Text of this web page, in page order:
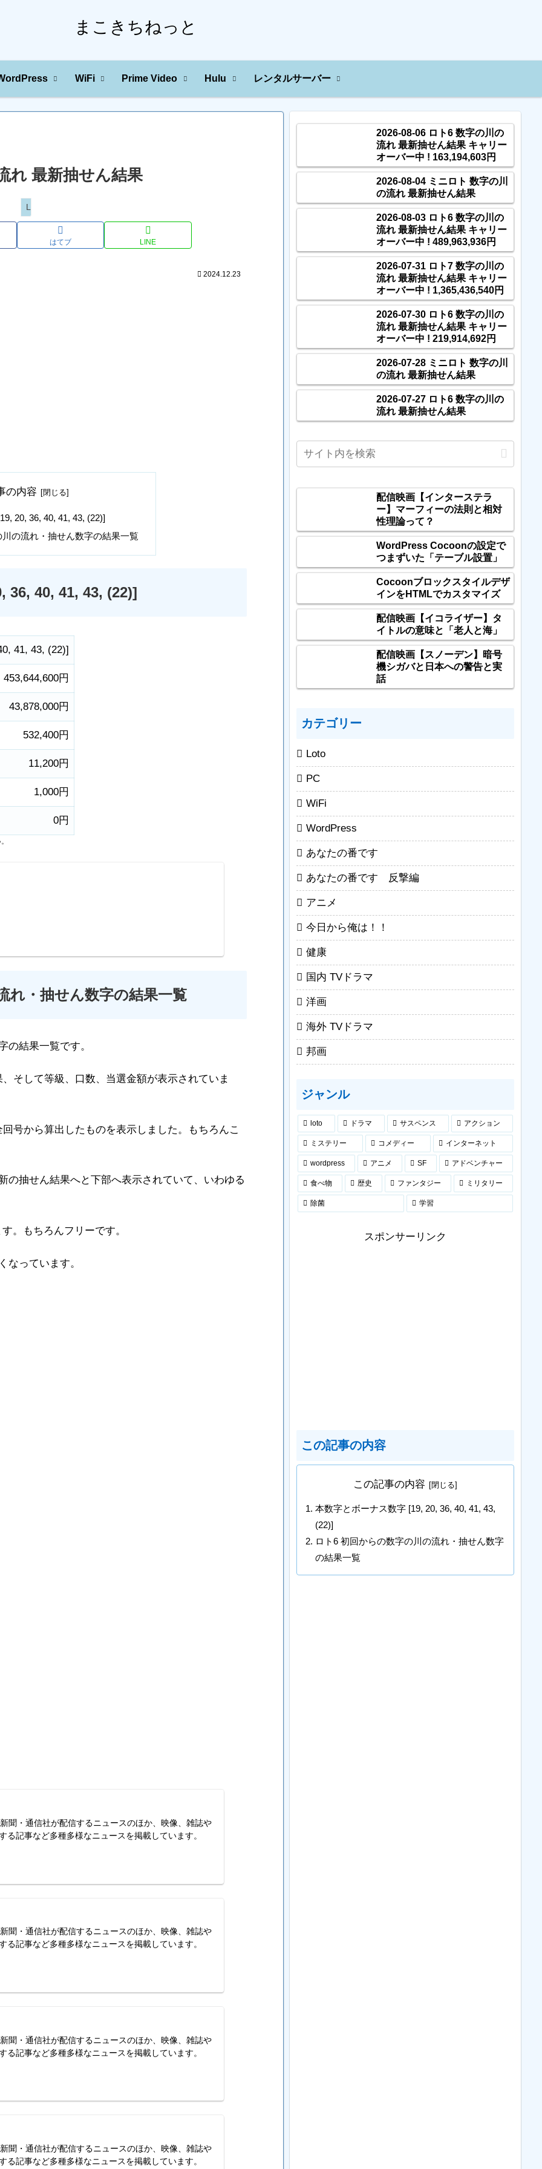
まこきちねっと
WiFi Prime Video Hulu レンタルサーバー
れ 最新抽せん結果
Loto
はてブ LINE
2024.12.23
の内容
20, 36, 40, 41, 43, (22)]
の流れ・抽せん数字の結果一覧
36, 40, 41, 43, (22)]
, 41, 43, (22)]
453,644,600円
43,878,000円
532,400円
11,200円
1,000円
0円
れ・抽せん数字の結果一覧
の結果一覧です。
そして等級、口数、当選金額が表示されていま
号から算出したものを表示しました。もちろんこ
の抽せん結果へと下部へ表示されていて、いわゆる
。もちろんフリーです。
なっています。
聞・通信社が配信するニュースのほか、映像、雑誌や
る記事など多種多様なニュースを掲載しています。
聞・通信社が配信するニュースのほか、映像、雑誌や
る記事など多種多様なニュースを掲載しています。
聞・通信社が配信するニュースのほか、映像、雑誌や
る記事など多種多様なニュースを掲載しています。
聞・通信社が配信するニュースのほか、映像、雑誌や
る記事など多種多様なニュースを掲載しています。
2026-08-06 ロト6 数字の川の
流れ 最新抽せん結果 キャリー
オーバー中 ! 163,194,603円
2026-08-04 ミニロト 数字の川
の流れ 最新抽せん結果
2026-08-03 ロト6 数字の川の
流れ 最新抽せん結果 キャリー
オーバー中 ! 489,963,936円
2026-07-31 ロト7 数字の川の
流れ 最新抽せん結果 キャリー
オーバー中 ! 1,365,436,540円
2026-07-30 ロト6 数字の川の
流れ 最新抽せん結果 キャリー
オーバー中 ! 219,914,692円
2026-07-28 ミニロト 数字の川
の流れ 最新抽せん結果
2026-07-27 ロト6 数字の川の
流れ 最新抽せん結果
配信映画【インターステラ
ー】マーフィーの法則と相対
性理論って？
WordPress Cocoonの設定で
つまずいた「テーブル設置」
Cocoonブロックスタイルデザ
インをHTMLでカスタマイズ
配信映画【イコライザー】タ
イトルの意味と「老人と海」
配信映画【スノーデン】暗号
機シガバと日本への警告と実
話
カテゴリー
Loto
PC
WiFi
WordPress
あなたの番です
あなたの番です 反撃編
アニメ
今日から俺は！！
健康
国内 TVドラマ
洋画
海外 TVドラマ
邦画
ジャンル
loto ドラマ サスペンス アクション
ミステリー コメディー インターネット
wordpress アニメ SF アドベンチャー
食べ物 歴史 ファンタジー ミリタリー
除菌 学習
スポンサーリンク
この記事の内容
この記事の内容
本数字とボーナス数字 [19, 20, 36, 40, 41, 43,
(22)]
ロト6 初回からの数字の川の流れ・抽せん数字
の結果一覧